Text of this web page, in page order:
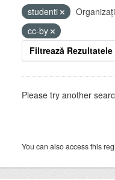
studenti
cc-by
Filtrează Rezultatele
Please try another
You can also access this